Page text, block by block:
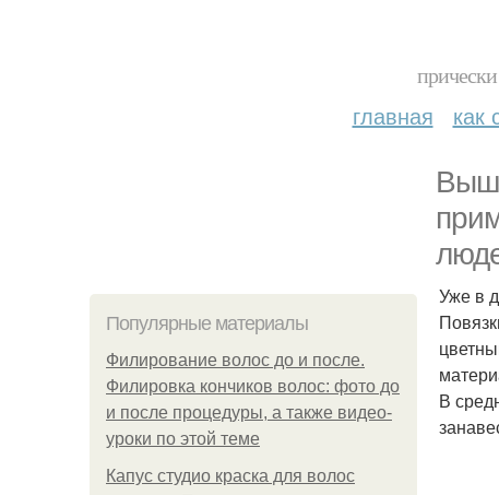
главная как
Популярные материалы
Филирование волос до и после.
Филировка кончиков волос: фото до
и после процедуры, а также видео-
уроки по этой теме
Капус студио краска для волос
Уже в
В